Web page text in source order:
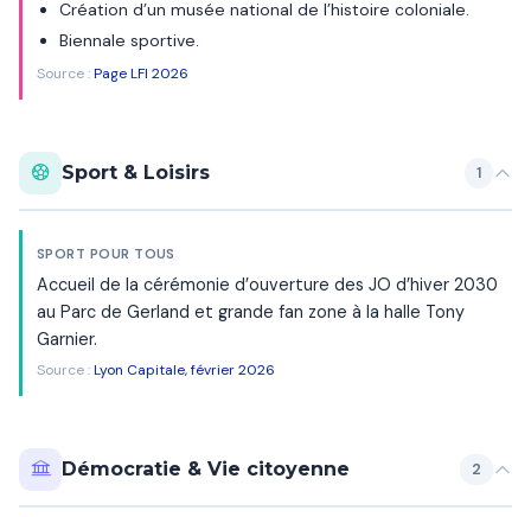
Création d’un musée national de l’histoire coloniale.
Biennale sportive.
Source :Page LFI 2026
Sport & Loisirs 1
SPORT POUR TOUS
Accueil de la cérémonie d’ouverture des JO d’hiver 2030
au Parc de Gerland et grande fan zone à la halle Tony
Garnier.
Source :Lyon Capitale, février 2026
Démocratie & Vie citoyenne 2